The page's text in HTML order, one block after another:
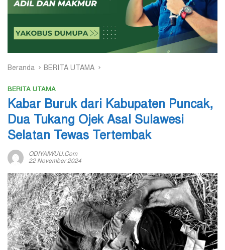
Beranda BERITA UTAMA
BERITA UTAMA
Kabar Buruk dari Kabupaten Puncak,
Dua Tukang Ojek Asal Sulawesi
Selatan Tewas Tertembak
ODIYAIWUU.com
22 November 2024